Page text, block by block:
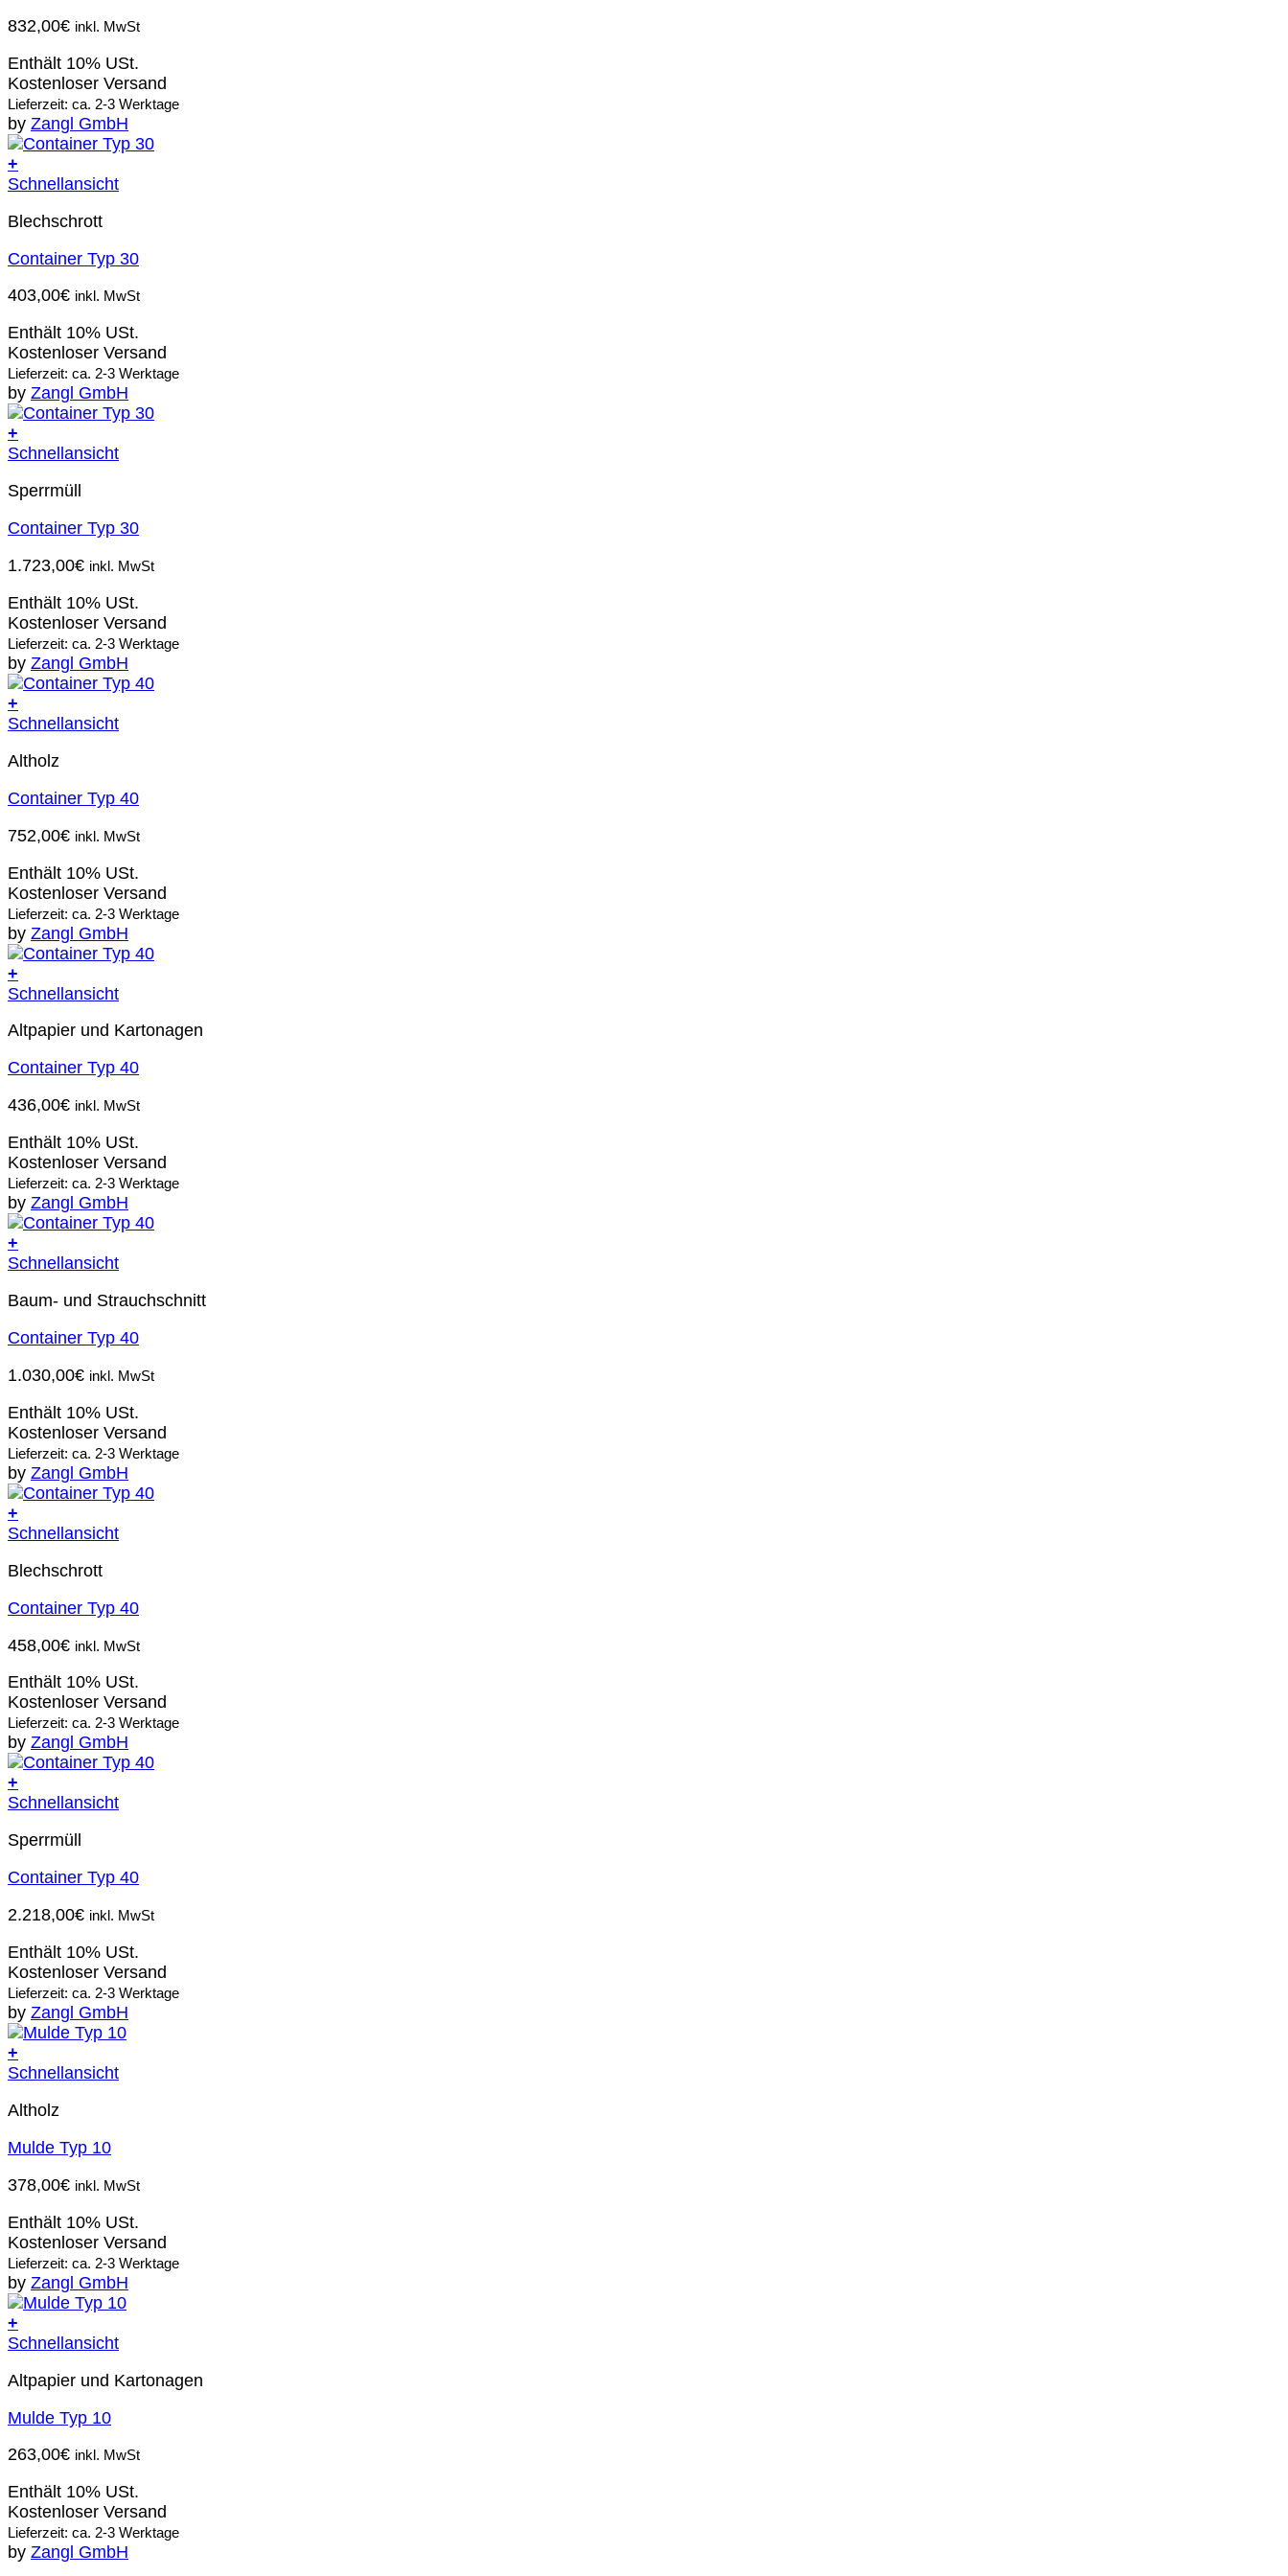
832,00€ inkl. MwSt
Enthält 10% USt.
Kostenloser Versand
Lieferzeit: ca. 2-3 Werktage
by Zangl GmbH
+
Schnellansicht
Blechschrott
Container Typ 30
403,00€ inkl. MwSt
Enthält 10% USt.
Kostenloser Versand
Lieferzeit: ca. 2-3 Werktage
by Zangl GmbH
+
Schnellansicht
Sperrmüll
Container Typ 30
1.723,00€ inkl. MwSt
Enthält 10% USt.
Kostenloser Versand
Lieferzeit: ca. 2-3 Werktage
by Zangl GmbH
+
Schnellansicht
Altholz
Container Typ 40
752,00€ inkl. MwSt
Enthält 10% USt.
Kostenloser Versand
Lieferzeit: ca. 2-3 Werktage
by Zangl GmbH
+
Schnellansicht
Altpapier und Kartonagen
Container Typ 40
436,00€ inkl. MwSt
Enthält 10% USt.
Kostenloser Versand
Lieferzeit: ca. 2-3 Werktage
by Zangl GmbH
+
Schnellansicht
Baum- und Strauchschnitt
Container Typ 40
1.030,00€ inkl. MwSt
Enthält 10% USt.
Kostenloser Versand
Lieferzeit: ca. 2-3 Werktage
by Zangl GmbH
+
Schnellansicht
Blechschrott
Container Typ 40
458,00€ inkl. MwSt
Enthält 10% USt.
Kostenloser Versand
Lieferzeit: ca. 2-3 Werktage
by Zangl GmbH
+
Schnellansicht
Sperrmüll
Container Typ 40
2.218,00€ inkl. MwSt
Enthält 10% USt.
Kostenloser Versand
Lieferzeit: ca. 2-3 Werktage
by Zangl GmbH
+
Schnellansicht
Altholz
Mulde Typ 10
378,00€ inkl. MwSt
Enthält 10% USt.
Kostenloser Versand
Lieferzeit: ca. 2-3 Werktage
by Zangl GmbH
+
Schnellansicht
Altpapier und Kartonagen
Mulde Typ 10
263,00€ inkl. MwSt
Enthält 10% USt.
Kostenloser Versand
Lieferzeit: ca. 2-3 Werktage
by Zangl GmbH